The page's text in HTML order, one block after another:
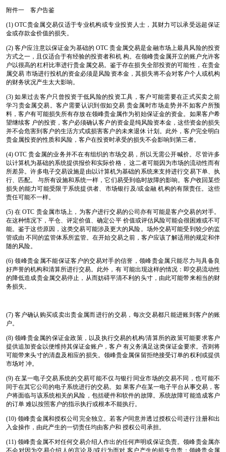
附件一 客户告鉴
(1) OTC贵金属交易仅适于专业机构或专业投资人士，其财力可以承受远超保证
金或存款金价值的损失。
(2) 客户应注意以保证金为基础的 OTC 贵金属交易是金融市场上最具风险的投资
方式之一，且仅适合于有经验的投资者和机 构。在领峰贵金属开立的账户允许客
户以很高的杠杆比率进行贵金属交易。鉴于存在损失全部投资的可能性，在贵金
属交易 市场进行投机的资金必须是风险资本金，其损失将不会对客户个人或机构
的财务状况产生太大影响。
(3) 如果过去客户只曾投资于低风险的投资工具，客户可能需要在正式买卖之前
学习贵金属交易。客户需要认识到假如交易 贵金属时市场走势并不如客户所预
料，客户有可能损失所有存放在领峰贵金属作为初始保证金的资金。如果客户希
望继续客 户的投资，客户必须确认客户的资金是纯风险资本金，这些资金的损失
并不会危害到客户的生活方式或损害客户的未来退休 计划。此外，客户完全明白
贵金属投资的性质和风险，客户在投资时承受的损失不会影响到第三者。
(4) OTC 贵金属的业务并不在有组织的市场交易，所以无需公开喊价。尽管许多
以计算机为基础的系统提供报价和实际价格， 这二者可能因为市场的流动性而有
所差异。许多电子交易设施是由以计算机为基础的系统来支持进行交易下单、执
行、匹配。 与所有设施和系统一样，它们易受到临时故障的影响。客户收回某些
损失的能力可能受限于系统提供者、市场银行及/或金融 机构的有限责任。这些
责任可能不一样。
(5) 在 OTC 贵金属市场上，为客户进行交易的公司亦有可能是客户交易的对手。
在这种情况下，平仓、评定价值、确定公平 价值或评估风险可能会很困难或不可
能。鉴于这些原因，这类交易可能涉及更大的风险。场外交易可能受到较少的监
管或由 不同的监管体系所监管。在开始交易之前，客户应该了解适用的规定和伴
随的风险。
(6) 领峰贵金属不能保证客户的交易对手的信誉，领峰贵金属只能尽力与具备良
好声誉的机构和清算所进行交易。此外，有 可能出现这样的情况：即交易流动性
的降低造成贵金属交易停止，从而妨碍平清不利的头寸，由此可能带来相当的财
务损失。
(7) 客户确认购买或卖出贵金属而进行的交易，每次交易都只能进账到客户的账
户。
(8) 领峰贵金属的保证金政策，以及执行交易的机构/清算所的政策可能要求客户
提供追加资金以便维持其保证金账户，客户 有义务满足这类保证金要求。否则将
可能带来头寸的清盘及相应的损失。领峰贵金属保留拒绝接受订单的权利或提供
市场对 冲。
(9) 在某一电子交易系统的交易可能不仅与银行同业市场的交易不同，也可能不
同于在其它公司的电子系统进行的交易。如 果客户在某一电子平台从事交易，客
户将面临与该系统相关的风险，包括硬件和软件的故障。系统故障可能造成客户
的订单 难以按照客户的指示执行或根本不能执行。
(10) 领峰贵金属和授权公司完全独立。若客户同意并透过授权公司进行注册和出
入金操作，由此产生的一切责任均由客户和 授权公司承担。
(11) 领峰贵金属不对任何交易介绍人作出的任何声明或保证负责。领峰贵金属亦
不会对因为交易介绍人的言论及/或行为而对 客户产生的损失负责；领峰贵金属